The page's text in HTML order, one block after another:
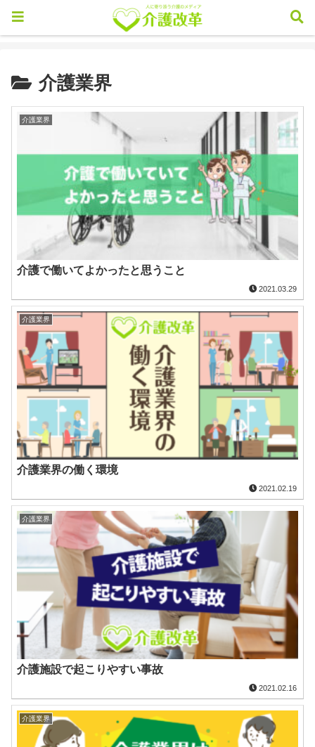
介護業界
介護業界
介護で働いてよかったと思うこと
2021.03.29
介護業界
介護業界の働く環境
2021.02.19
介護業界
介護施設で起こりやすい事故
2021.02.16
介護業界